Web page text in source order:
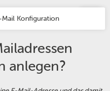
Mail Konfiguration
anlegen?